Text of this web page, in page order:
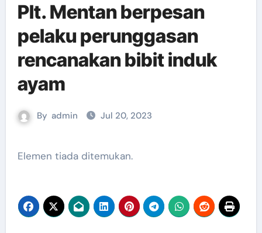
Plt. Mentan berpesan
pelaku perunggasan
rencanakan bibit induk
ayam
By admin Jul 20, 2023
Elemen tiada ditemukan.